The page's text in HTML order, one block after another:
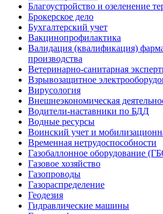
Благоустройство и озеленение
Брокерское дело
Бухгалтерский учет
Вакцинопрофилактика
Валидация (квалификация)
производства
Ветеринарно-санитарная
Взрывозащитное
Вирусология
Внешнеэкономическая
Водители-наставники по БДД
Водные ресурсы
Воинский учет и
Временная нетрудоспособности
Газобаллонное оборудование
Газовое хозяйство
Газопроводы
Газораспределение
Геодезия
Гидравлические машины